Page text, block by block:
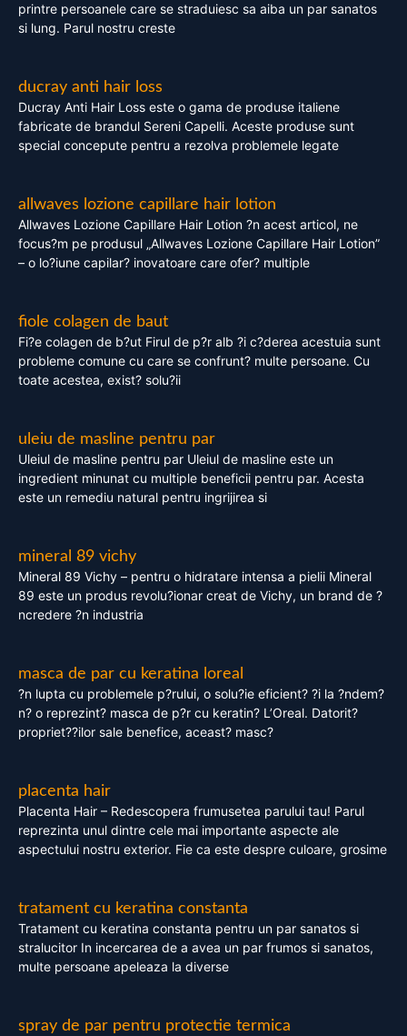
printre persoanele care se straduiesc sa aiba un par sanatos
si lung. Parul nostru creste
ducray anti hair loss
Ducray Anti Hair Loss este o gama de produse italiene
fabricate de brandul Sereni Capelli. Aceste produse sunt
special concepute pentru a rezolva problemele legate
allwaves lozione capillare hair lotion
Allwaves Lozione Capillare Hair Lotion ?n acest articol, ne
focus?m pe produsul „Allwaves Lozione Capillare Hair Lotion”
– o lo?iune capilar? inovatoare care ofer? multiple
fiole colagen de baut
Fi?e colagen de b?ut Firul de p?r alb ?i c?derea acestuia sunt
probleme comune cu care se confrunt? multe persoane. Cu
toate acestea, exist? solu?ii
uleiu de masline pentru par
Uleiul de masline pentru par Uleiul de masline este un
ingredient minunat cu multiple beneficii pentru par. Acesta
este un remediu natural pentru ingrijirea si
mineral 89 vichy
Mineral 89 Vichy – pentru o hidratare intensa a pielii Mineral
89 este un produs revolu?ionar creat de Vichy, un brand de ?
ncredere ?n industria
masca de par cu keratina loreal
?n lupta cu problemele p?rului, o solu?ie eficient? ?i la ?ndem?
n? o reprezint? masca de p?r cu keratin? L’Oreal. Datorit?
propriet??ilor sale benefice, aceast? masc?
placenta hair
Placenta Hair – Redescopera frumusetea parului tau! Parul
reprezinta unul dintre cele mai importante aspecte ale
aspectului nostru exterior. Fie ca este despre culoare, grosime
tratament cu keratina constanta
Tratament cu keratina constanta pentru un par sanatos si
stralucitor In incercarea de a avea un par frumos si sanatos,
multe persoane apeleaza la diverse
spray de par pentru protectie termica